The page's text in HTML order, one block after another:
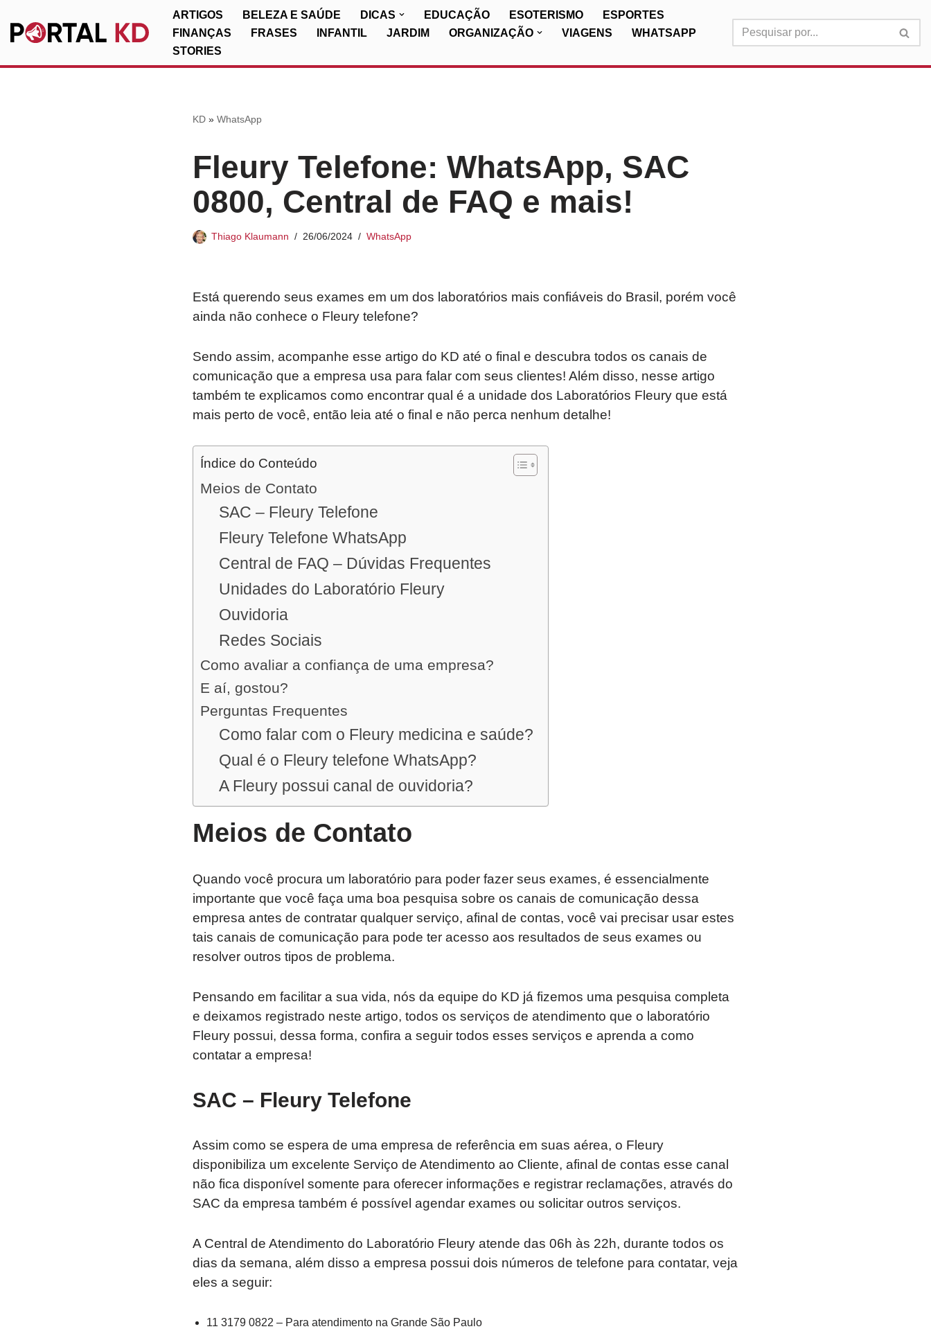
Pular
ARTIGOS BELEZA E SAÚDE DICAS EDUCAÇÃO ESOTERISMO
ESPORTES
FINANÇAS
FRASES INFANTIL JARDIM ORGANIZAÇÃO VIAGENS
WHATSAPP
STORIES
KD» WhatsApp
Fleury Telefone: WhatsApp, SAC
0800, Central de FAQ e mais!
Thiago Klaumann 26/06/2024 WhatsApp
Está querendo seus exames em um dos laboratórios mais confiáveis do Brasil, porém você
ainda não conhece o Fleury telefone?
Sendo assim, acompanhe esse artigo do KD até o final e descubra todos os canais de
comunicação que a empresa usa para falar com seus clientes! Além disso, nesse artigo
também te explicamos como encontrar qual é a unidade dos Laboratórios Fleury que está
mais perto de você, então leia até o final e não perca nenhum detalhe!
Índice do Conteúdo
Meios de Contato
SAC – Fleury Telefone
Fleury Telefone WhatsApp
Central de FAQ – Dúvidas Frequentes
Unidades do Laboratório Fleury
Ouvidoria
Redes Sociais
Como avaliar a confiança de uma empresa?
E aí, gostou?
Perguntas Frequentes
Como falar com o Fleury medicina e saúde?
Qual é o Fleury telefone WhatsApp?
A Fleury possui canal de ouvidoria?
Meios de Contato
Quando você procura um laboratório para poder fazer seus exames, é essencialmente
importante que você faça uma boa pesquisa sobre os canais de comunicação dessa
empresa antes de contratar qualquer serviço, afinal de contas, você vai precisar usar estes
tais canais de comunicação para pode ter acesso aos resultados de seus exames ou
resolver outros tipos de problema.
Pensando em facilitar a sua vida, nós da equipe do KD já fizemos uma pesquisa completa
e deixamos registrado neste artigo, todos os serviços de atendimento que o laboratório
Fleury possui, dessa forma, confira a seguir todos esses serviços e aprenda a como
contatar a empresa!
SAC – Fleury Telefone
Assim como se espera de uma empresa de referência em suas aérea, o Fleury
disponibiliza um excelente Serviço de Atendimento ao Cliente, afinal de contas esse canal
não fica disponível somente para oferecer informações e registrar reclamações, através do
SAC da empresa também é possível agendar exames ou solicitar outros serviços.
A Central de Atendimento do Laboratório Fleury atende das 06h às 22h, durante todos os
dias da semana, além disso a empresa possui dois números de telefone para contatar, veja
eles a seguir:
11 3179 0822 – Para atendimento na Grande São Paulo